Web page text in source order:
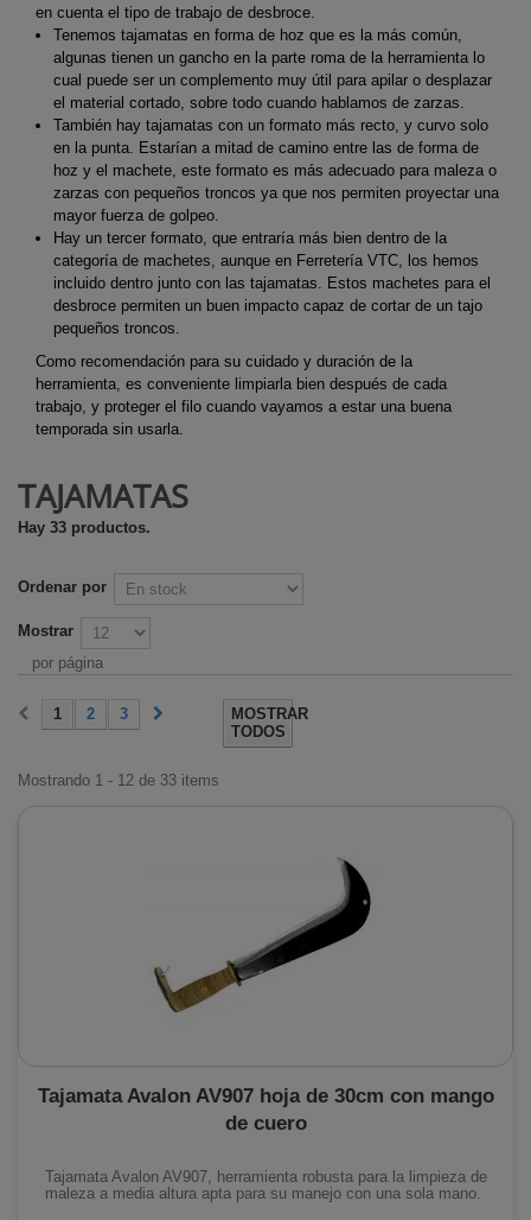
en cuenta el tipo de trabajo de desbroce.
Tenemos tajamatas en forma de hoz que es la más común,
algunas tienen un gancho en la parte roma de la herramienta lo
cual puede ser un complemento muy útil para apilar o desplazar
el material cortado, sobre todo cuando hablamos de zarzas.
También hay tajamatas con un formato más recto, y curvo solo
en la punta. Estarían a mitad de camino entre las de forma de
hoz y el machete, este formato es más adecuado para maleza o
zarzas con pequeños troncos ya que nos permiten proyectar una
mayor fuerza de golpeo.
Hay un tercer formato, que entraría más bien dentro de la
categoría de machetes, aunque en Ferretería VTC, los hemos
incluido dentro junto con las tajamatas. Estos machetes para el
desbroce permiten un buen impacto capaz de cortar de un tajo
pequeños troncos.
Como recomendación para su cuidado y duración de la
herramienta, es conveniente limpiarla bien después de cada
trabajo, y proteger el filo cuando vayamos a estar una buena
temporada sin usarla.
TAJAMATAS
Hay 33 productos.
Ordenar por
Mostrar
por página
MOSTRAR
TODOS
1 2 3
Mostrando 1 - 12 de 33 items
Tajamata Avalon AV907 hoja de 30cm con mango
de cuero
Tajamata Avalon AV907, herramienta robusta para la limpieza de
maleza a media altura apta para su manejo con una sola mano.